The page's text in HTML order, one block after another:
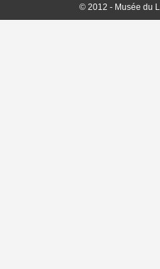
© 2012 - Musée du